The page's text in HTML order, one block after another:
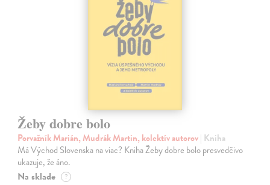
Žeby dobre bolo
Porvažník Marián, Mudrák Martin, kolektív autorov| Kniha
Má Východ Slovenska na viac? Kniha Žeby dobre bolo presvedčivo
ukazuje, že áno.
Na sklade ?